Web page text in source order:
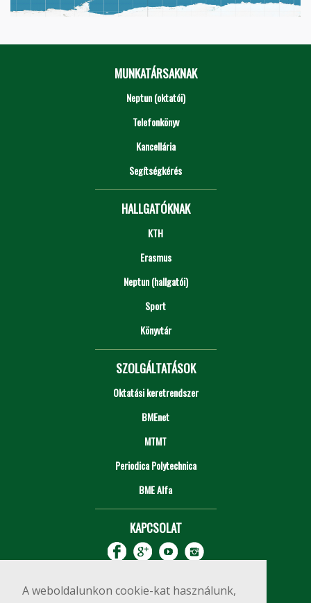
A weboldalunkon cookie-kat használunk,
MUNKATÁRSAKNAK
Neptun (oktatói)
Telefonkönyv
Kancellária
Segítségkérés
HALLGATÓKNAK
KTH
Erasmus
Neptun (hallgatói)
Sport
Könyvtár
SZOLGÁLTATÁSOK
Oktatási keretrendszer
BMEnet
MTMT
Periodica Polytechnica
BME Alfa
KAPCSOLAT